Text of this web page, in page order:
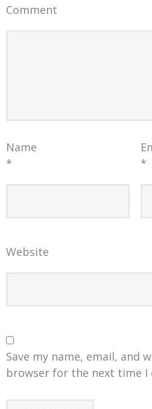
Comment
Name
*
*
Website
Save my name, email, and
browser for the next time I